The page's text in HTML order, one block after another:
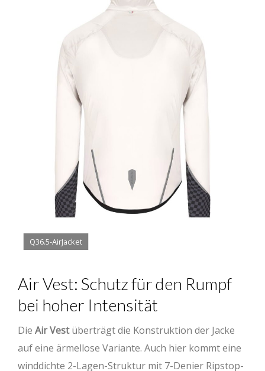
Q36.5-AirJacket
Air Vest: Schutz für den Rumpf
bei hoher Intensität
Die Air Vestüberträgt die Konstruktion der Jacke
auf eine ärmellose Variante. Auch hier kommt eine
winddichte 2-Lagen-Struktur mit 7-Denier Ripstop-